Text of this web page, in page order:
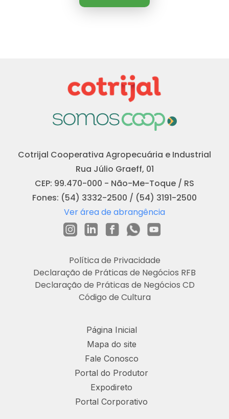
Cotrijal Cooperativa Agropecuária e Industrial
Rua Júlio Graeff, 01
CEP: 99.470-000 - Não-Me-Toque / RS
Fones: (54) 3332-2500 / (54) 3191-2500
Ver área de abrangência
Política de Privacidade
Declaração de Práticas de Negócios RFB
Declaração de Práticas de Negócios CD
Código de Cultura
Página Inicial
Mapa do site
Fale Conosco
Portal do Produtor
Expodireto
Portal Corporativo